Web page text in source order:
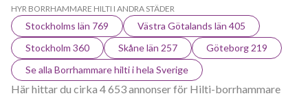
HYR BORRHAMMARE HILTI I ANDRA STÄDER
Stockholms län 769
Västra Götalands län 405
Stockholm 360
Skåne län 257
Göteborg 219
Se alla Borrhammare hilti i hela Sverige
Här hittar du cirka 4 653 annonser för Hilti-borrhammare